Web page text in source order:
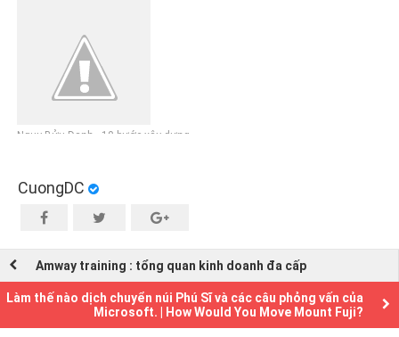
Ngụy Bửu Danh - 10 bước xây dựng
CuongDC
Amway training : tổng quan kinh doanh đa cấp
Làm thế nào dịch chuyển núi Phú Sĩ và các câu phỏng vấn của
Microsoft. | How Would You Move Mount Fuji?